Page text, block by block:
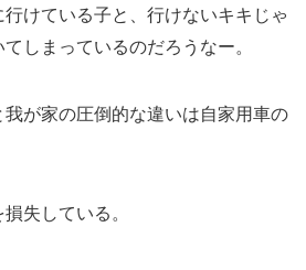
けている子と、行けないキキじゃ
しまっているのだろうなー。
が家の圧倒的な違いは自家用車の
失している。